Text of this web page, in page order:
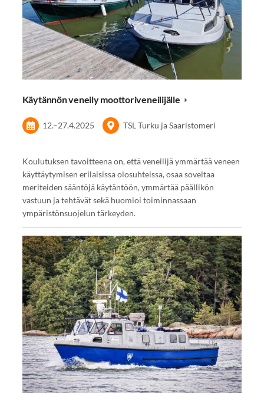
Käytännön veneily moottoriveneilijälle
12.–27.4.2025 TSL Turku ja Saaristomeri
Koulutuksen tavoitteena on, että veneilijä ymmärtää veneen
käyttäytymisen erilaisissa olosuhteissa, osaa soveltaa
meriteiden sääntöjä käytäntöön, ymmärtää päällikön
vastuun ja tehtävät sekä huomioi toiminnassaan
ympäristönsuojelun tärkeyden.